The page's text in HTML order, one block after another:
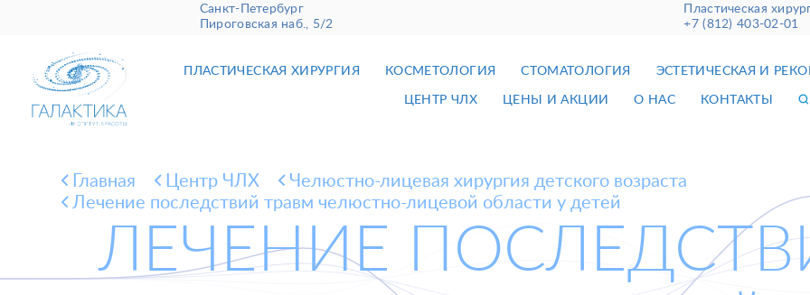
Санкт-Петербург
Пироговская наб., 5/2
Пластическая
+7 (812) 403-02-01
ПЛАСТИЧЕСКАЯ ХИРУРГИЯ КОСМЕТОЛОГИЯ СТОМАТОЛОГИЯ ЭСТЕТИЧЕСКАЯ И
ЦЕНТР ЧЛХ ЦЕНЫ И АКЦИИ О НАС КОНТАКТЫ
Главная Центр ЧЛХ
Челюстно-лицевая хирургия детского возраста
Лечение последствий травм челюстно-лицевой области у детей
ЛЕЧЕНИЕ